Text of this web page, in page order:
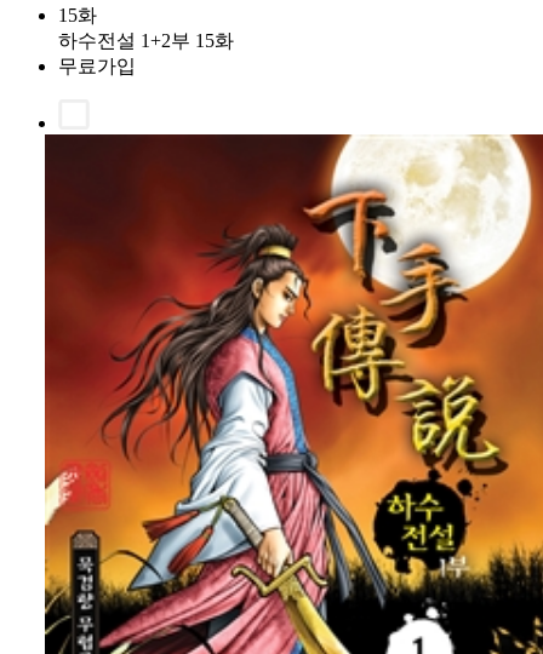
15화
하수전설 1+2부 15화
무료가입